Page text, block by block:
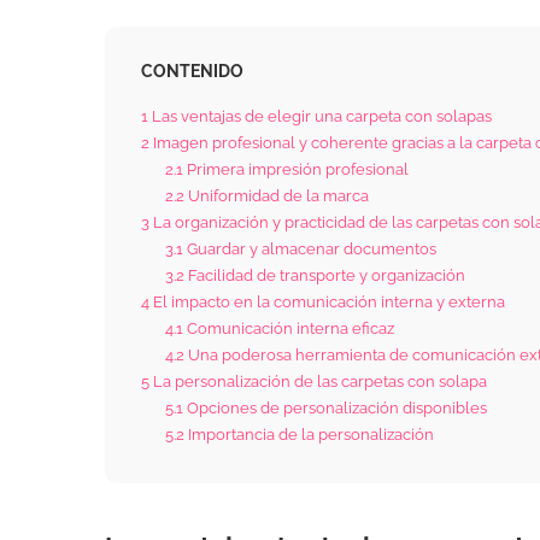
CONTENIDO
1 Las ventajas de elegir una carpeta con solapas
2 Imagen profesional y coherente gracias a la carpeta
2.1 Primera impresión profesional
2.2 Uniformidad de la marca
3 La organización y practicidad de las carpetas con
3.1 Guardar y almacenar documentos
3.2 Facilidad de transporte y organización
4 El impacto en la comunicación interna y externa
4.1 Comunicación interna eficaz
4.2 Una poderosa herramienta de comunicación
5 La personalización de las carpetas con solapa
5.1 Opciones de personalización disponibles
5.2 Importancia de la personalización